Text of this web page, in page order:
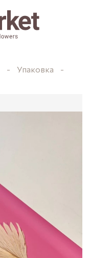
Упаковка